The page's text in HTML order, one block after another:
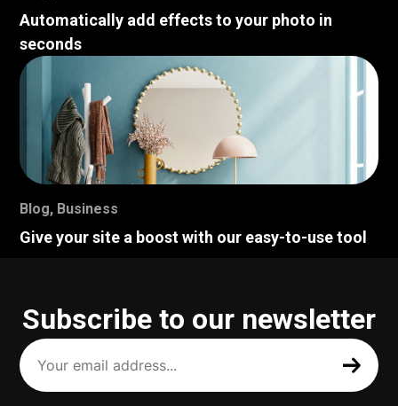
Automatically add effects to your photo in
seconds
Blog, Business
Give your site a boost with our easy-to-use tool
Subscribe to our newsletter
Your
email
address
(Required)